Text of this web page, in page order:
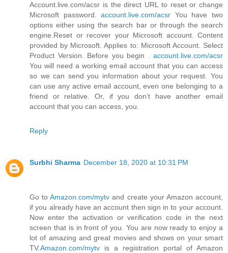
Account.live.com/acsr is the direct URL to reset or change
Microsoft password.account.live.com/acsr You have two
options either using the search bar or through the search
engine.Reset or recover your Microsoft account. Content
provided by Microsoft. Applies to: Microsoft Account. Select
Product Version. Before you begin . account.live.com/acsr
You will need a working email account that you can access
so we can send you information about your request. You
can use any active email account, even one belonging to a
friend or relative. Or, if you don’t have another email
account that you can access, you.
Reply
Surbhi Sharma December 18, 2020 at 10:31 PM
Go toAmazon.com/mytv and create your Amazon account,
if you already have an account then sign in to your account.
Now enter the activation or verification code in the next
screen that is in front of you. You are now ready to enjoy a
lot of amazing and great movies and shows on your smart
TV.Amazon.com/mytv is a registration portal of Amazon